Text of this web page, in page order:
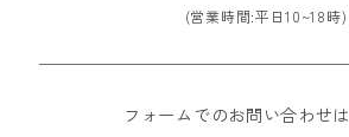
(営業時間:平日10~18時)
フォームでのお問い合わせは